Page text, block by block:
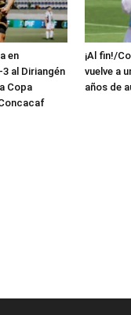
en
al Diriangén
Copa
¡Al fin!/
vuelve a
años de